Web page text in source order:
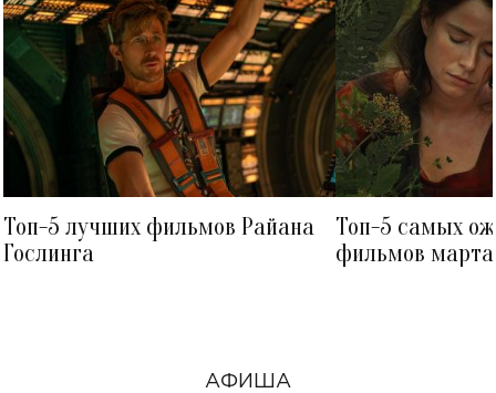
Топ-5 лучших фильмов Райана
Гослинга
Топ-5 самых
фильмов
АФИША